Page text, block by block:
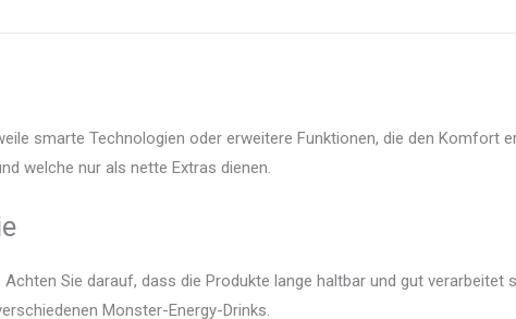
smarte Technologien oder erweitere Funktionen, die den Komfort
welche nur als nette Extras dienen.
Sie darauf, dass die Produkte lange haltbar und gut verarbeitet
Monster-Energy-Drinks.